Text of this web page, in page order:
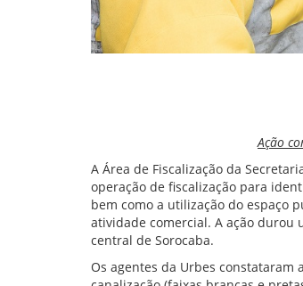
Ação
A Área de Fiscalização da
operação de fiscalização para
bem como a utilização do espaço
atividade comercial. A ação durou
central de Sorocaba.
Os agentes da Urbes constataram